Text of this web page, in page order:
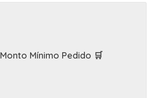
Monto Mínimo Pedido 🛒